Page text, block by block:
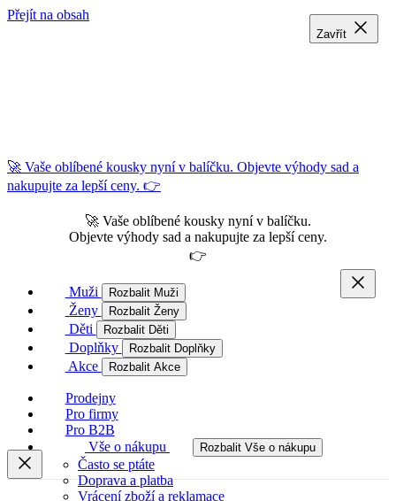
Přejít na obsah
🚀 Vaše oblíbené kousky nyní v balíčku. Objevte výhody sad a
nakupujte za lepší ceny. 👉
🚀 Vaše oblíbené kousky nyní v balíčku.
Objevte výhody sad a nakupujte za lepší ceny.
👉
Muži Rozbalit Muži
Ženy Rozbalit Ženy
Děti Rozbalit Děti
Doplňky Rozbalit Doplňky
Akce Rozbalit Akce
Prodejny
Pro firmy
Pro B2B
Vše o nákupu
Rozbalit Vše o nákupu
Často se ptáte
Doprava a platba
Vrácení zboží a reklamace
Zavřít
Zavřít
Zavřít